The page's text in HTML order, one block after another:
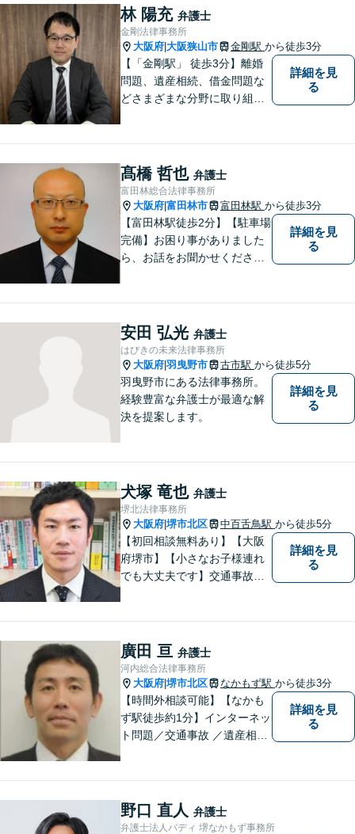
林 陽充 弁護士
金剛法律事務所
大阪府 大阪狭山市 金剛駅 から徒歩3分
【「金剛駅」 徒歩3分】離婚
問題、遺産相続、借金問題な
どさまざまな分野に取り組ん
ご相談ください。
詳細を見
る
髙橋 哲也 弁護士
富田林総合法律事務所
大阪府 富田林市 富田林駅 から徒歩3分
【富田林駅徒歩2分】【駐車場
完備】お困り事がありました
ら、お話をお聞かせくださ
詳細を見
る
安田 弘光 弁護士
はびきの未来法律事務所
大阪府 羽曳野市 古市駅 から徒歩5分
羽曳野市にある法律事務所。
経験豊富な弁護士が最適な解
決を提案します。
詳細を見
る
犬塚 竜也 弁護士
堺北法律事務所
大阪府 堺市北区 中百舌鳥駅 から徒歩5分
【初回相談無料あり】【大阪
府堺市】【小さなお子様連れ
でも大丈夫です】交通事故、
詳細を見
る
廣田 亘 弁護士
河内総合法律事務所
大阪府 堺市北区 なかもず駅 から徒歩3分
【時間外相談可能】【なかも
ず駅徒歩約1分】インターネッ
ト問題／交通事故 ／遺産相
かりとお応えいたします。 お
気軽にご相談ください。
詳細を見
る
野口 直人 弁護士
弁護士法人バディ 堺なかもず事務所